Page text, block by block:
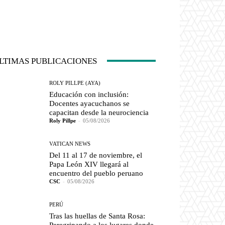
PUBLICACIONES
ROLY PILLPE (AYA)
Educación con inclusión:
Docentes ayacuchanos se
capacitan desde la neurociencia
Roly Pillpe - 05/08/2026
VATICAN NEWS
Del 11 al 17 de noviembre, el
Papa León XIV llegará al
encuentro del pueblo peruano
CSC - 05/08/2026
PERÚ
Tras las huellas de Santa Rosa: